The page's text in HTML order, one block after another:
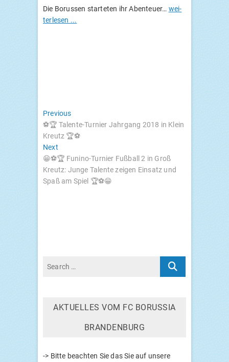
Die Borus­sen star­te­ten ihr Aben­teu­er… wei­
ter­le­sen ...
BEITRAGSNAVIGATION
PreviousPrevious
post:
⚽🏆 Talen­te-Tur­nier Jahr­gang 2018 in Klein
Kreutz 🏆⚽
NextNext
post:
😁⚽️🏆 Funi­no-Tur­nier Fuß­ball 2 in Groß
Kreutz: Jun­ge Talen­te zei­gen Ein­satz und
Spaß am Spiel 🏆⚽️😁
AKTU­EL­LES VOM FC BORUS­SIA
BRANDENBURG
-> Bitte beachten Sie das Sie auf unsere